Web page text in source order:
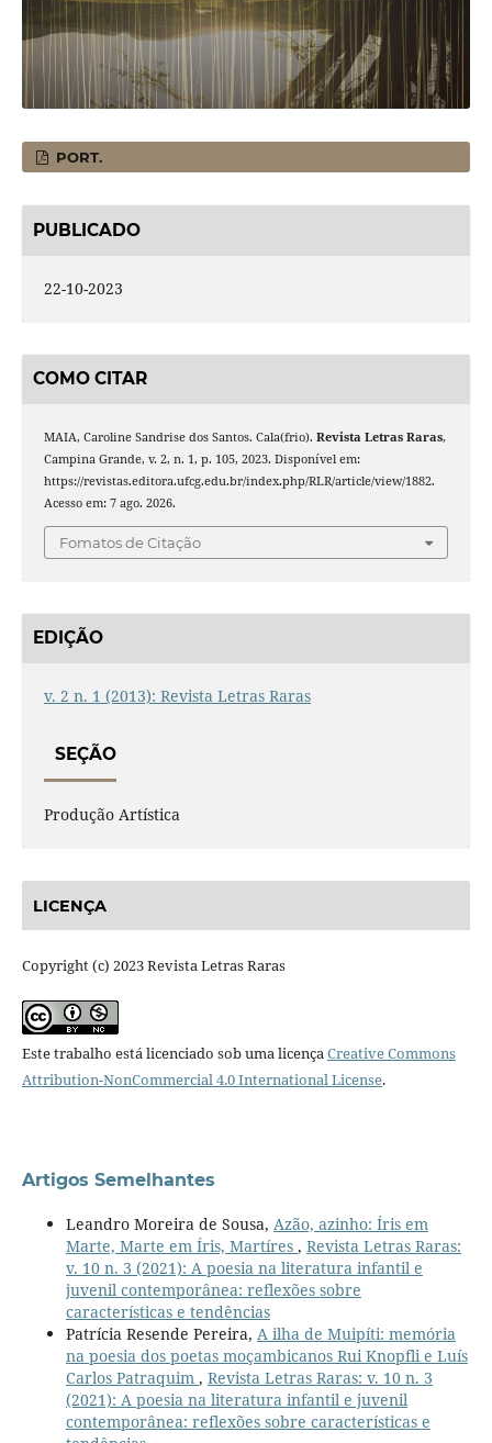
PORT.
PUBLICADO
22-10-2023
COMO CITAR
MAIA, Caroline Sandrise dos Santos. Cala(frio). Revista Letras Raras,
Campina Grande, v. 2, n. 1, p. 105, 2023. Disponível em:
https://revistas.editora.ufcg.edu.br/index.php/RLR/article/view/1882.
Acesso em: 7 ago. 2026.
Fomatos de Citação
EDIÇÃO
v. 2 n. 1 (2013): Revista Letras Raras
SEÇÃO
Produção Artística
LICENÇA
Copyright (c) 2023 Revista Letras Raras
Este trabalho está licenciado sob uma licençaCreative Commons
Attribution-NonCommercial 4.0 International License.
Artigos Semelhantes
Leandro Moreira de Sousa, Azão, azinho: Íris em
Marte, Marte em Íris, Martíres , Revista Letras Raras:
v. 10 n. 3 (2021): A poesia na literatura infantil e
juvenil contemporânea: reflexões sobre
características e tendências
Patrícia Resende Pereira, A ilha de Muipíti: memória
na poesia dos poetas moçambicanos Rui Knopfli e Luís
Carlos Patraquim , Revista Letras Raras: v. 10 n. 3
(2021): A poesia na literatura infantil e juvenil
contemporânea: reflexões sobre características e